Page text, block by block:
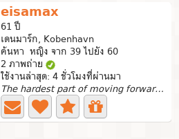
eisamax
61 ปี
เดนมาร์ก, Kobenhavn
ค้นหา หญิง จาก 39 ไปยัง 60
2 ภาพถ่าย
ใช้งานล่าสุด: 4 ชั่วโมงที่ผ่านมา
The hardest part of moving forward is not looking back......